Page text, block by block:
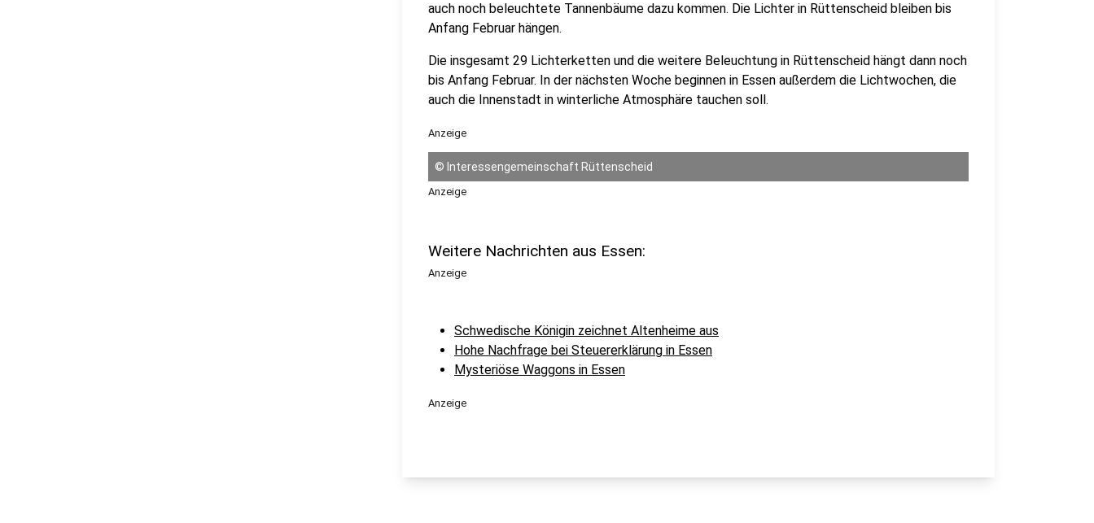
auch noch beleuchtete Tannenbäume dazu kommen. Die Lichter in Rüttenscheid bleiben bis
Anfang Februar hängen.
Die insgesamt 29 Lichterketten und die weitere Beleuchtung in Rüttenscheid hängt dann noch
bis Anfang Februar. In der nächsten Woche beginnen in Essen außerdem die Lichtwochen, die
auch die Innenstadt in winterliche Atmosphäre tauchen soll.
Anzeige
© Interessengemeinschaft Rüttenscheid
Anzeige
Weitere Nachrichten aus Essen:
Anzeige
Schwedische Königin zeichnet Altenheime aus
Hohe Nachfrage bei Steuererklärung in Essen
Mysteriöse Waggons in Essen
Anzeige